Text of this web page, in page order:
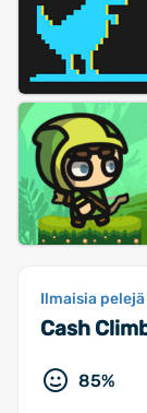
Ilmaisia pelejä
Cash
85%